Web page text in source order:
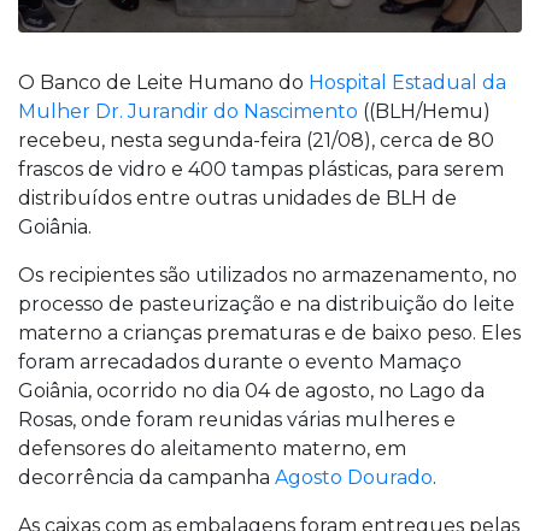
O Banco de Leite Humano do Hospital Estadual da
Mulher Dr. Jurandir do Nascimento ((BLH/Hemu)
recebeu, nesta segunda-feira (21/08), cerca de 80
frascos de vidro e 400 tampas plásticas, para serem
distribuídos entre outras unidades de BLH de
Goiânia.
Os recipientes são utilizados no armazenamento, no
processo de pasteurização e na distribuição do leite
materno a crianças prematuras e de baixo peso. Eles
foram arrecadados durante o evento Mamaço
Goiânia, ocorrido no dia 04 de agosto, no Lago da
Rosas, onde foram reunidas várias mulheres e
defensores do aleitamento materno, em
decorrência da campanha Agosto Dourado.
As caixas com as embalagens foram entregues pelas